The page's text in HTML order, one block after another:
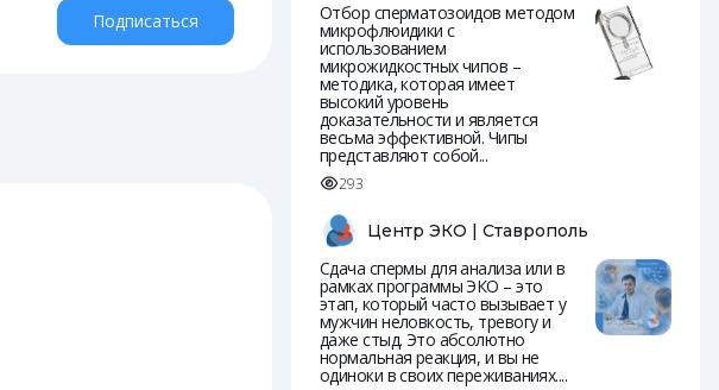
Подписаться Отбор сперматозоидов методом
микрофлюидики с
использованием
микрожидкостных чипов –
методика, которая имеет
высокий уровень
доказательности и является
весьма эффективной. Чипы
представляют собой...
293
Центр ЭКО | Ставрополь
Сдача спермы для анализа или в
рамках программы ЭКО – это
этап, который часто вызывает у
мужчин неловкость, тревогу и
даже стыд. Это абсолютно
нормальная реакция, и вы не
одиноки в своих переживаниях....